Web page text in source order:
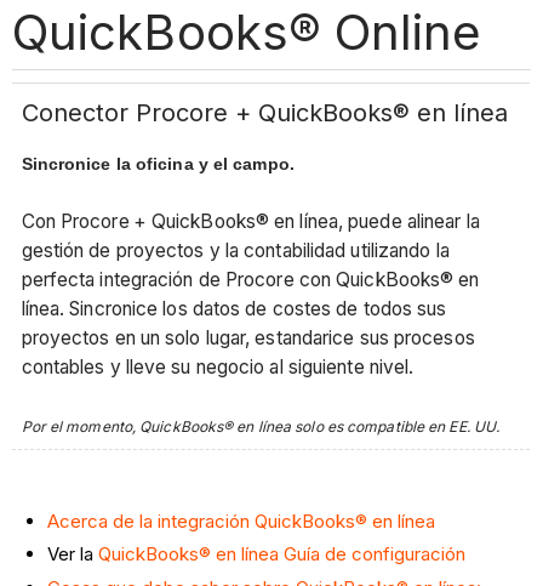
QuickBooks® Online
Conector Procore + QuickBooks® en línea
Sincronice la oficina y el campo.
Con Procore + QuickBooks® en línea, puede alinear la
gestión de proyectos y la contabilidad utilizando la
perfecta integración de Procore con QuickBooks® en
línea. Sincronice los datos de costes de todos sus
proyectos en un solo lugar, estandarice sus procesos
contables y lleve su negocio al siguiente nivel.
Por el momento, QuickBooks® en línea solo es compatible en EE. UU.
Acerca de la integración QuickBooks® en línea
Ver la QuickBooks® en línea Guía de configuración